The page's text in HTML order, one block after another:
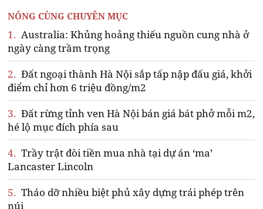
NÓNG CÙNG CHUYÊN MỤC
1. Australia: Khủng hoảng thiếu nguồn cung nhà ở
ngày càng trầm trọng
2. Đất ngoại thành Hà Nội sắp tấp nập đấu giá, khởi
điểm chỉ hơn 6 triệu đồng/m2
3. Đất rừng tỉnh ven Hà Nội bán giá bát phở mỗi m2,
hé lộ mục đích phía sau
4. Trầy trật đòi tiền mua nhà tại dự án ‘ma’
Lancaster Lincoln
5. Tháo dỡ nhiều biệt phủ xây dựng trái phép trên
núi